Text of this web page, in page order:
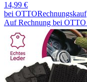
14,99 €
bei OTTORechnungskauf
Auf Rechnung bei OTTO